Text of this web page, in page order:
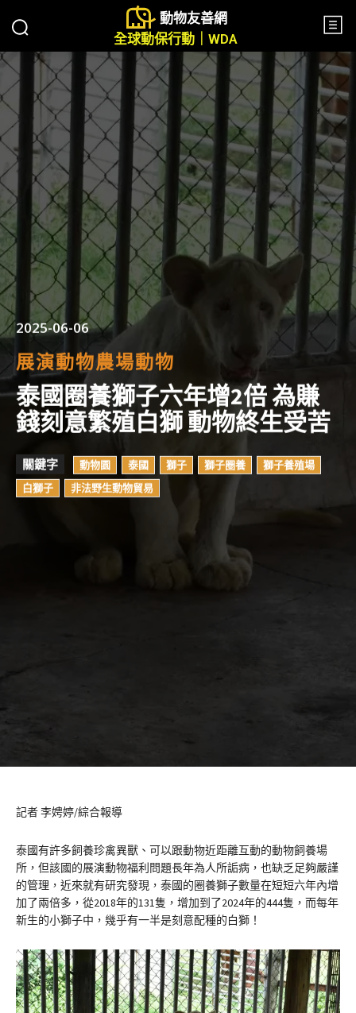
動物友善網
全球動保行動｜WDA
2025-06-06
展演動物農場動物
泰國圈養獅子六年增2倍 為賺
錢刻意繁殖白獅 動物終生受苦
關鍵字 動物園 泰國 獅子 獅子圈養
獅子養殖場
白獅子
非法野生動物貿易
記者 李娉婷/綜合報導
泰國有許多飼養珍禽異獸、可以跟動物近距離互動的動物飼養場
所，但該國的展演動物福利問題長年為人所詬病，也缺乏足夠嚴謹
的管理，近來就有研究發現，泰國的圈養獅子數量在短短六年內增
加了兩倍多，從2018年的131隻，增加到了2024年的444隻，而每年
新生的小獅子中，幾乎有一半是刻意配種的白獅！